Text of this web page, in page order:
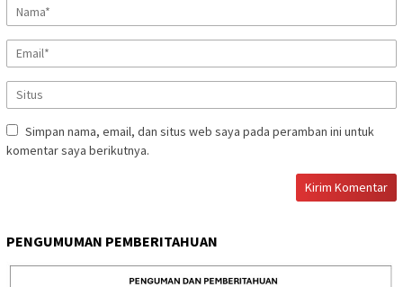
Simpan nama, email, dan situs web saya pada peramban ini untuk
komentar saya berikutnya.
PENGUMUMAN PEMBERITAHUAN